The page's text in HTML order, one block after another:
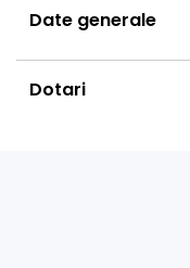
Date generale
Dotari